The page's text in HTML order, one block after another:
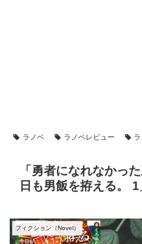
ラノベ ラノベレビュー
「勇者になれなかっ
日も男飯を拵える。
フィクション（Novel）